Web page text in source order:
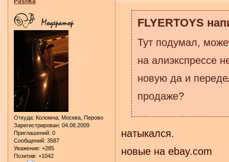
Откуда: Коломна; Москва, Перово
Зарегистрирован: 04.08.2009
Приглашений: 0
Сообщений: 3587
Уважение: +285
Позитив: +1042
FLYERTOYS
Тут подумал,
на алиэкспрессе
новую да и
продаже?
натыкался.
новые на ebay.com